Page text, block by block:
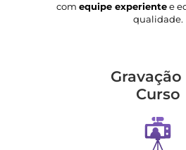
com equipe experientee
qualidade.
Gravação
Curso